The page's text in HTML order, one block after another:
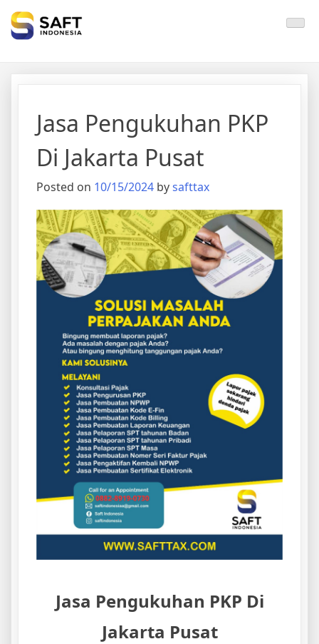
Solisi Perjakan Anda
Jasa Pengukuhan PKP
Di Jakarta Pusat
Posted on 10/15/2024 bysafttax
Jasa Pengukuhan PKP Di
Jakarta Pusat